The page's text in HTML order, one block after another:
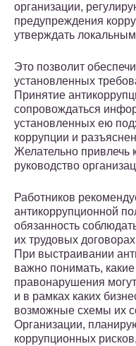
организации,
предупреждения
утверждать
Это позволит
установленных
Принятие
сопровождаться
установленных ею
коррупции и
Желательно
руководство
Работников
антикоррупционной
обязанность
их трудовых
При выстраивании
важно понимать,
правонарушения
и в рамках каких
возможные схемы их
Организации,
коррупционных